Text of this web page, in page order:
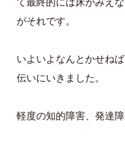
て最終的には床がみえ
がそれです。
いよいよなんとかせね
伝いにいきました。
軽度の知的障害、発達